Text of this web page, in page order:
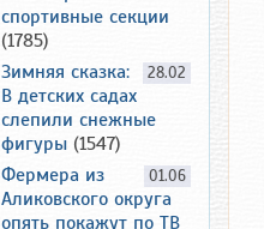
спортивные секции
(1785)
28.02
Зимняя сказка:
В детских садах
слепили снежные
фигуры (1547)
01.06
Фермера из
Аликовского округа
опять покажут по ТВ